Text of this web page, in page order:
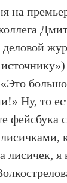
на
деловой
Ну, то
фейсбука
лисичек, я